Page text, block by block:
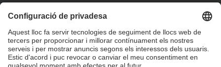
Tel.:93 405 46 46
Directori UPC
Contacta amb nosaltres